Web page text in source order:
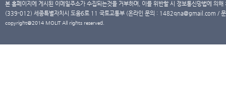
본 홈페이지에 게시된 이메일주소가 수집되는것을 거부하며, 이를 위반할 시 정보통신망법에 의
(339-012) 세종특별자치시 도움6로 11 국토교통부 (온라인 문의 : 1482qna@gmail.com /
copyright@2014 MOLIT All rights reserved.